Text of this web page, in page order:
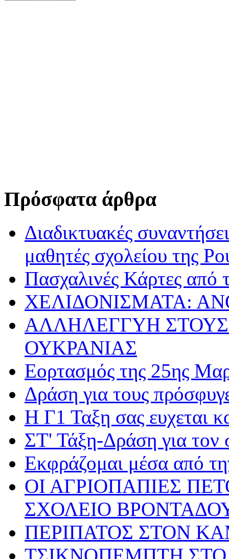
Πρόσφατα άρθρα
Διαδικτυακές
μαθητές σχολείου της
Πασχαλινές Κάρτες από
ΧΕΛΙΔΟΝΙΣΜΑΤΑ:
ΑΛΛΗΛΕΓΓΥΗ
ΟΥΚΡΑΝΙΑΣ
Εορτασμός της 25ης
Δράση για τους
Η Γ1 Ταξη σας ευχεται
ΣΤ' Τάξη-Δράση για τον
Εκφράζομαι μέσα από
ΟΙ ΑΓΡΙΟΠΑΠΙΕΣ
ΣΧΟΛΕΙΟ
ΠΕΡΙΠΑΤΟΣ ΣΤΟΝ